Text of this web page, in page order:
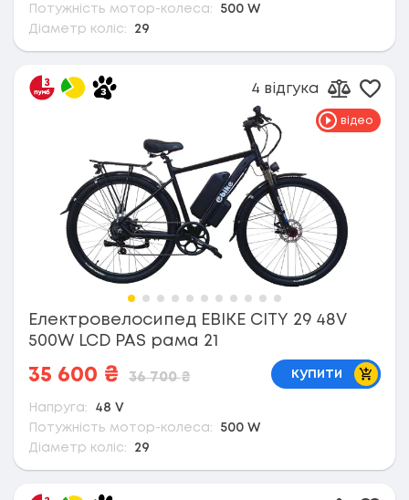
Потужність мотор-колеса:
500 W
Діаметр коліс:
29
Електровелосипед EBIKE CITY 29 48V
500W LCD PAS рама 21
35 600 ₴ 36 700₴
відео
купити В
4 відгука
Додати
Напруга:
48 V
Потужність мотор-колеса:
500 W
Діаметр коліс:
29